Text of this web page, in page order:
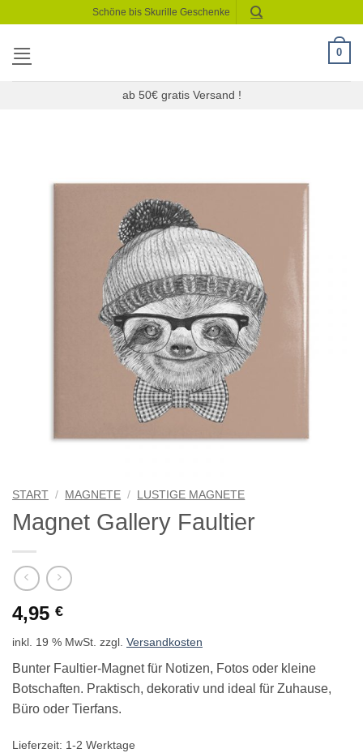
springen
Schöne bis Skurille Geschenke
0
ab 50€ gratis Versand !
START / MAGNETE / LUSTIGE MAGNETE
Magnet Gallery Faultier
4,95 €
inkl. 19 % MwSt. zzgl. Versandkosten
Bunter Faultier-Magnet für Notizen, Fotos oder kleine
Botschaften. Praktisch, dekorativ und ideal für Zuhause,
Büro oder Tierfans.
Lieferzeit: 1-2 Werktage